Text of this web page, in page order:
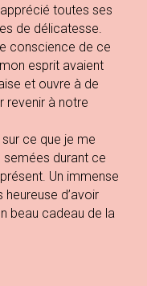
toutes ses
de délicatesse.
conscience de ce
esprit avaient
et ouvre à de
revenir à notre
ce que je me
semées durant ce
Un immense
d’avoir
beau cadeau de la